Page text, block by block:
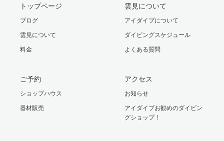
トップページ
ブログ
雲見について
料金
雲見について
アイダイブについて
ダイビングスケジュール
よくある質問
ご予約
ショップハウス
器材販売
アクセス
お知らせ
アイダイブお勧めのダイビン
グショップ！